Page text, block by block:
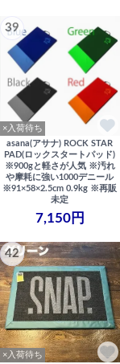
39
×入荷待ち
asana(アサナ) ROCK STAR
PAD(ロックスタートパッド)
※900gと軽さが人気 ※汚れ
や摩耗に強い1000デニール
※91×58×2.5cm 0.9kg ※再販
未定
7,150円
42
×入荷待ち